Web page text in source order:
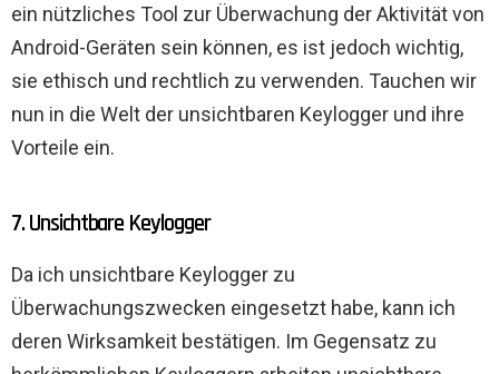
ein nützliches Tool zur Überwachung der Aktivität von
Android-Geräten sein können, es ist jedoch wichtig,
sie ethisch und rechtlich zu verwenden. Tauchen wir
nun in die Welt der unsichtbaren Keylogger und ihre
Vorteile ein.
7. Unsichtbare Keylogger
Da ich unsichtbare Keylogger zu
Überwachungszwecken eingesetzt habe, kann ich
deren Wirksamkeit bestätigen. Im Gegensatz zu